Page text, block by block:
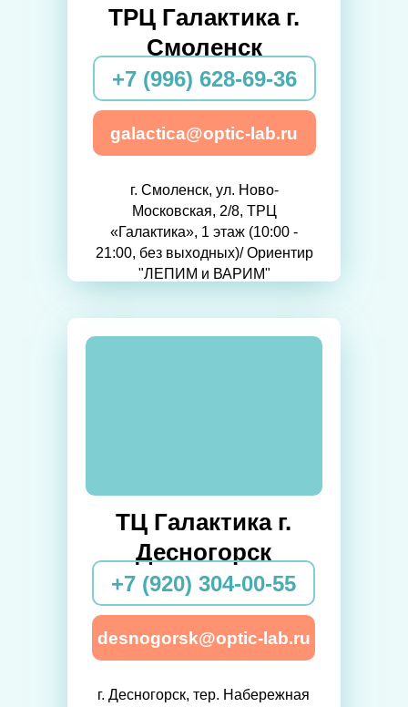
ТЦ Галактика г.
Десногорск
+7 (920) 304-00-55
desnogorsk@optic-lab.ru
г. Десногорск, тер. Набережная
+7 (996) 628-69-36
galactica@optic-lab.ru
ТРЦ Галактика г.
Смоленск
г. Смоленск, ул. Ново-
Московская, 2/8, ТРЦ
«Галактика», 1 этаж (10:00 -
21:00, без выходных)/ Ориентир
"ЛЕПИМ и ВАРИМ"